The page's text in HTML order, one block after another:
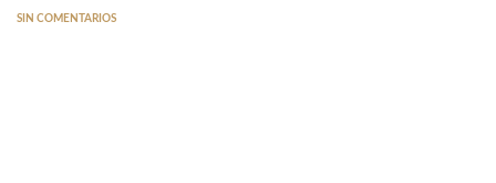
SIN COMENTARIOS